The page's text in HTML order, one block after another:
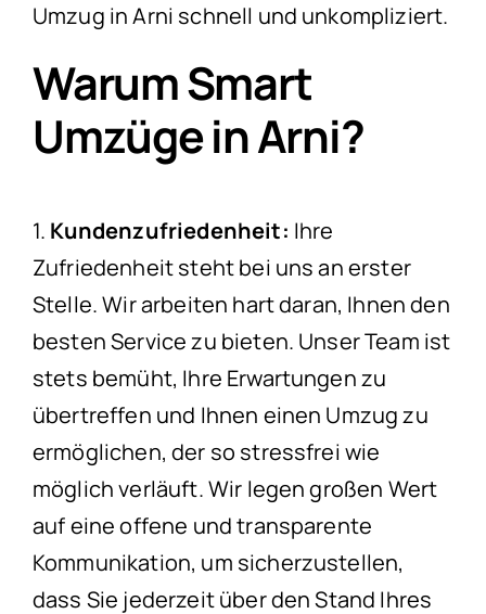
Umzug in Arni schnell und unkompliziert.
Warum Smart
Umzüge in Arni?
1. Kundenzufriedenheit: Ihre
Zufriedenheit steht bei uns an erster
Stelle. Wir arbeiten hart daran, Ihnen den
besten Service zu bieten. Unser Team ist
stets bemüht, Ihre Erwartungen zu
übertreffen und Ihnen einen Umzug zu
ermöglichen, der so stressfrei wie
möglich verläuft. Wir legen großen Wert
auf eine offene und transparente
Kommunikation, um sicherzustellen,
dass Sie jederzeit über den Stand Ihres